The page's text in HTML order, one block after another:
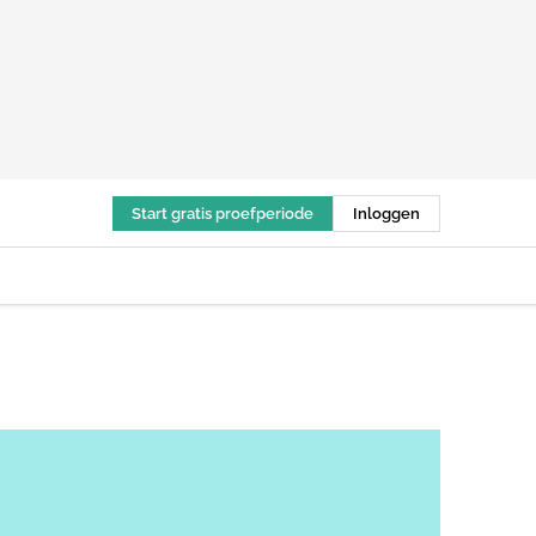
Start gratis proefperiode Inloggen